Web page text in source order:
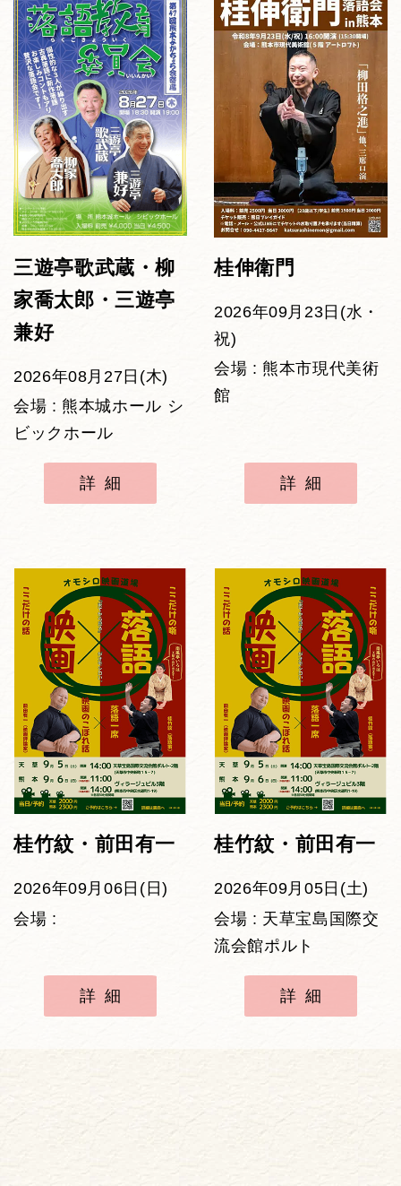
三遊亭歌武蔵・柳
家喬太郎・三遊亭
兼好
2026年08月27日(木)
会場 : 熊本城ホール シ
ビックホール
詳細
桂伸衛門
2026年09月23日(水・
祝)
会場 : 熊本市現代美術
館
詳細
桂竹紋・前田有一
2026年09月06日(日)
会場 :
詳細
桂竹紋・前田有一
2026年09月05日(土)
会場 : 天草宝島国際交
流会館ポルト
詳細